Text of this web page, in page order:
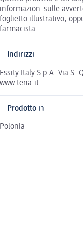
informazioni sulle
foglietto illustrativo,
farmacista.
Indirizzi
Essity Italy S.p.A. Via S.
www.tena.it
Prodotto in
Polonia